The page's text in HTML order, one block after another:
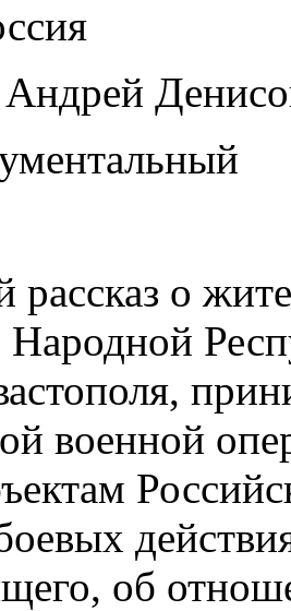
Андрей
о
Народной
военной
об